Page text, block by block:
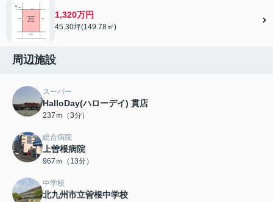
1,320万円
45.30坪(149.78㎡)
周辺施設
スーパー
HalloDay(ハローデイ) 貫店
237ｍ（3分）
総合病院
上曽根病院
967ｍ（13分）
中学校
北九州市立曽根中学校